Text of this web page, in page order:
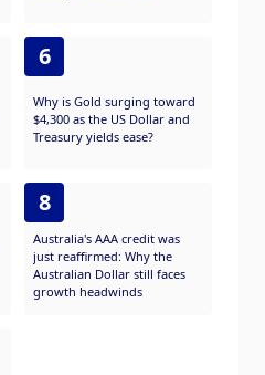
6
Why is Gold surging toward
$4,300 as the US Dollar and
Treasury yields ease?
8
Australia's AAA credit was
just reaffirmed: Why the
Australian Dollar still faces
growth headwinds